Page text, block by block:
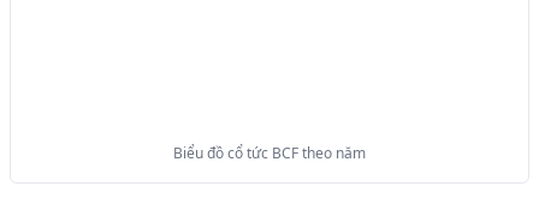
Biểu đồ cổ tức BCF theo năm